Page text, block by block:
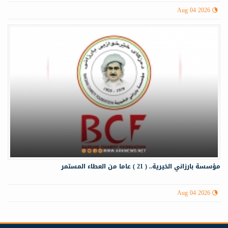
Aug 04 2026
مؤسسة بارزاني الخيرية.. ( 21 ) عاما من العطاء المستمر
Aug 04 2026